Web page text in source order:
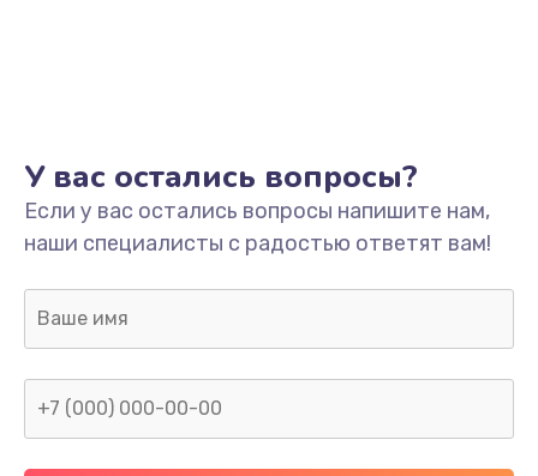
Замена/Pемонт карбюратора
1300 руб.
Заказать
Ремонт капиллярной трубки
400 руб.
У вас остались вопросы?
Если у вас остались вопросы напишите нам,
наши специалисты с радостью ответят вам!